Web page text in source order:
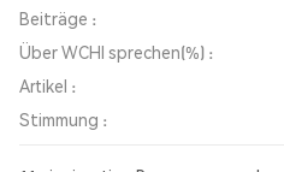
Beiträge :
Über WCHI sprechen(%) :
Artikel :
Stimmung :